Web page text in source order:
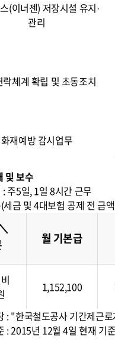
(이너젠) 저장시설 유지·
관리
락체계 확립 및 초동조치
화재예방 감시업무
및 보수
주5일, 1일 8시간 근무
금 및 4대보험 공제 전 금
＼
월 기본급
1,152,100
: "한국철도공사 기간제근
: 2015년 12월 4일 현재 기